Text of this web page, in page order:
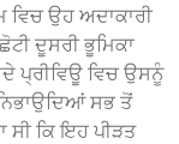
ਵਿਚ ਉਹ ਅਦਾਕਾਰੀ
ਦੂਸਰੀ ਭੂਮਿਕਾ
ਪ੍ਰੀਵਿਊ ਵਿਚ ਉਸਨੂੰ
ਸਭ ਤੋਂ
ਸੀ ਕਿ ਇਹ ਪੀੜਤ